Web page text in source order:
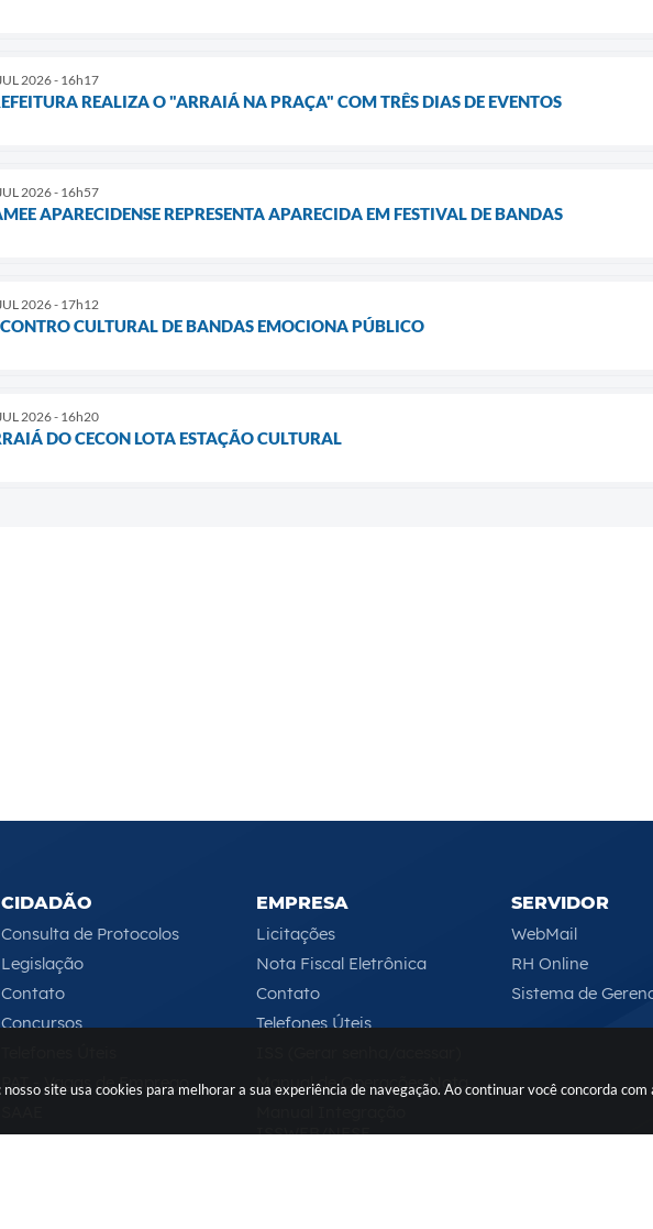
site usa cookies para melhorar a sua experiência de navegação. Ao continuar você concorda com
2026 - 16h17
REALIZA O "ARRAIÁ NA PRAÇA" COM TRÊS DIAS DE EVENTOS
2026 - 16h57
APARECIDENSE REPRESENTA APARECIDA EM FESTIVAL DE BANDAS
2026 - 17h12
CULTURAL DE BANDAS EMOCIONA PÚBLICO
2026 - 16h20
DO CECON LOTA ESTAÇÃO CULTURAL
CIDADÃO
Consulta de Protocolos
Legislação
Contato
Concursos
PAT - Vagas de Emprego
Serviços Online
EMPRESA
Licitações
Nota Fiscal Eletrônica
Contato
Telefones Úteis
Manual de Operações Nota
ISSWEB/NFSE
SERVIDOR
WebMail
RH Online
Sistema de